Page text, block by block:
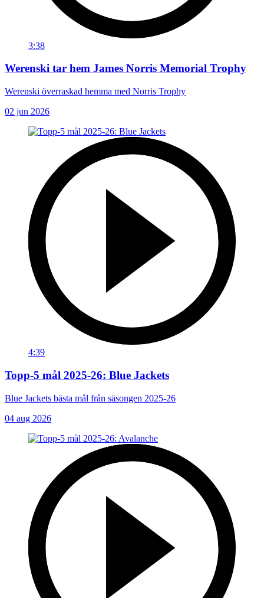
3:38
Werenski tar hem James Norris Memorial Trophy
Werenski överraskad hemma med Norris Trophy
02 jun 2026
4:39
Topp-5 mål 2025-26: Blue Jackets
Blue Jackets bästa mål från säsongen 2025-26
04 aug 2026